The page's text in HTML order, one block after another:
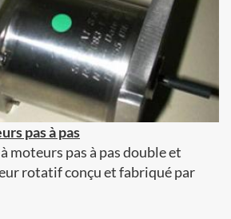
pas à pas
pas à pas double et
rotatif conçu et fabriqué par